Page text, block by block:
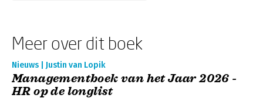
Meer over dit boek
Nieuws | Justin van Lopik
Managementboek van het Jaar 2026 -
HR op de longlist